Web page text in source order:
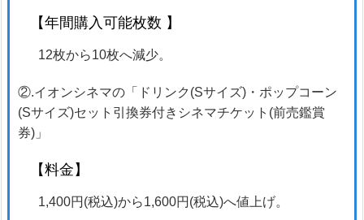
【年間購入可能枚数 】
12枚から10枚へ減少。
②.イオンシネマの「ドリンク(Sサイズ)・ポップコーン
(Sサイズ)セット引換券付きシネマチケット(前売鑑賞
券)」
【料金】
1,400円(税込)から1,600円(税込)へ値上げ。